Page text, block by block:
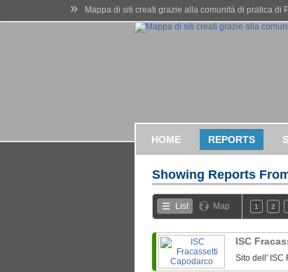
» Mappa di siti creati grazie alla comunità di pratica di
HOME REPORTS
Showing Reports
List Map 1 2
ISC
Sito dell' ISC